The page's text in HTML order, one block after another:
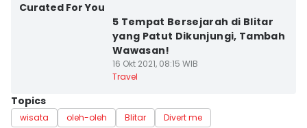
Curated For You
5 Tempat Bersejarah di Blitar
yang Patut Dikunjungi, Tambah
Wawasan!
16 Okt 2021, 08:15 WIB
Travel
Topics
wisata oleh-oleh Blitar Divert me